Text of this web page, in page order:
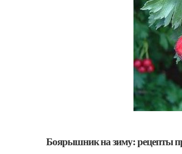
Боярышник на зиму: рецепты